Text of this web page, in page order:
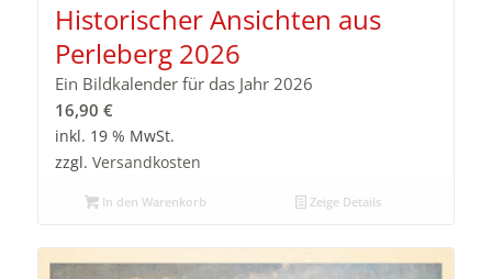
Historischer Ansichten aus
Perleberg 2026
Ein Bildkalender für das Jahr 2026
16,90 €
inkl. 19 % MwSt.
zzgl. Versandkosten
In den Warenkorb Zeige Details